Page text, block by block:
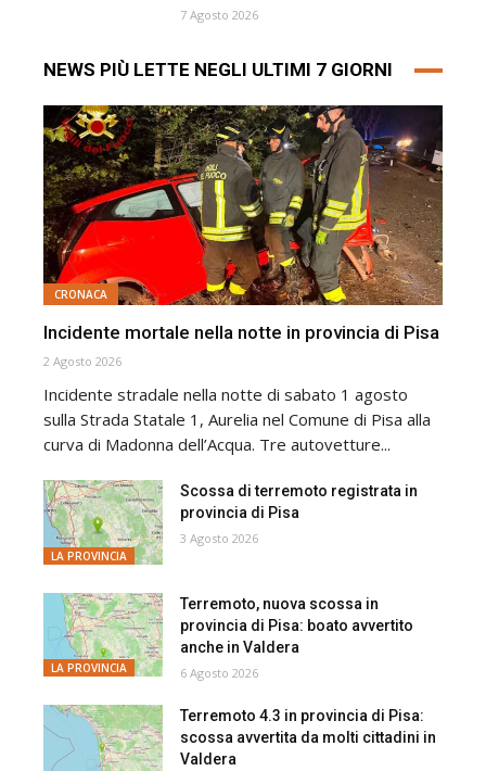
7 Agosto 2026
NEWS PIÙ LETTE NEGLI ULTIMI 7 GIORNI
CRONACA
Incidente mortale nella notte in provincia di Pisa
2 Agosto 2026
Incidente stradale nella notte di sabato 1 agosto
sulla Strada Statale 1, Aurelia nel Comune di Pisa alla
curva di Madonna dell’Acqua. Tre autovetture...
LA PROVINCIA
Scossa di terremoto registrata in
provincia di Pisa
3 Agosto 2026
LA PROVINCIA
Terremoto, nuova scossa in
provincia di Pisa: boato avvertito
anche in Valdera
6 Agosto 2026
Terremoto 4.3 in provincia di Pisa:
scossa avvertita da molti cittadini in
Valdera